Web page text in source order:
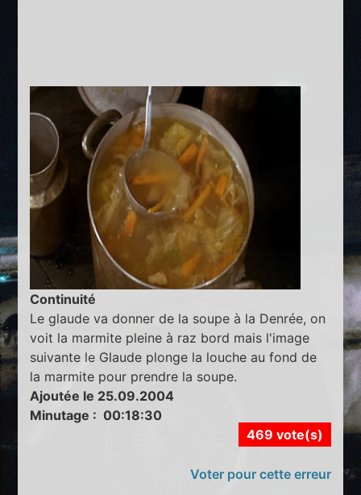
Continuité
Le glaude va donner de la soupe à la Denrée, on
voit la marmite pleine à raz bord mais l'image
suivante le Glaude plonge la louche au fond de
la marmite pour prendre la soupe.
Ajoutée le 25.09.2004
Minutage : 00:18:30
469 vote(s)
Voter pour cette erreur